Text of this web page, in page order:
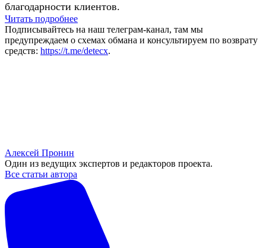
благодарности клиентов.
Читать подробнее
Подписывайтесь на наш телеграм-канал, там мы
предупреждаем о схемах обмана и консультируем по возврату
средств: https://t.me/detecx.
Алексей Пронин
Один из ведущих экспертов и редакторов проекта.
Все статьи автора